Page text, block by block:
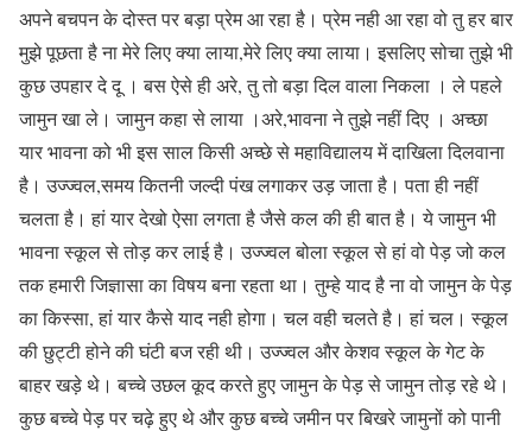
अपने बचपन के दोस्त पर बड़ा प्रेम आ रहा है। प्रेम नही आ रहा वो तु हर बार
मुझे पूछता है ना मेरे लिए क्या लाया,मेरे लिए क्या लाया। इसलिए सोचा तुझे भी
कुछ उपहार दे दू । बस ऐसे ही अरे, तु तो बड़ा दिल वाला निकला । ले पहले
जामुन खा ले। जामुन कहा से लाया ।अरे,भावना ने तुझे नहीं दिए । अच्छा
यार भावना को भी इस साल किसी अच्छे से महाविद्यालय में दाखिला दिलवाना
है। उज्ज्वल,समय कितनी जल्दी पंख लगाकर उड़ जाता है। पता ही नहीं
चलता है। हां यार देखो ऐसा लगता है जैसे कल की ही बात है। ये जामुन भी
भावना स्कूल से तोड़ कर लाई है। उज्ज्वल बोला स्कूल से हां वो पेड़ जो कल
तक हमारी जिज्ञासा का विषय बना रहता था। तुम्हे याद है ना वो जामुन के पेड़
का किस्सा, हां यार कैसे याद नही होगा। चल वही चलते है। हां चल। स्कूल
की छुट्टी होने की घंटी बज रही थी। उज्ज्वल और केशव स्कूल के गेट के
बाहर खड़े थे। बच्चे उछल कूद करते हुए जामुन के पेड़ से जामुन तोड़ रहे थे।
कुछ बच्चे पेड़ पर चढ़े हुए थे और कुछ बच्चे जमीन पर बिखरे जामुनों को पानी